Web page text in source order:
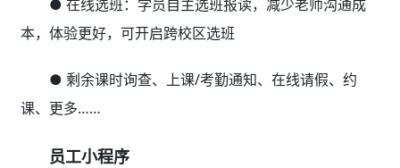
● 在线选班：学员自主选班报读，减少老师沟通成
本，体验更好，可开启跨校区选班
● 剩余课时询查、上课/考勤通知、在线请假、约
课、更多……
员工小程序